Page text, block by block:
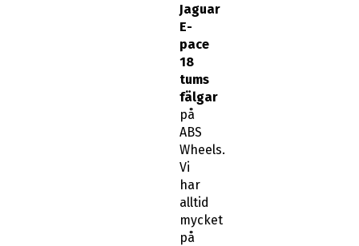
Jaguar
E-
pace
18
tums
fälgar
på
ABS
Wheels.
Vi
har
alltid
mycket
på